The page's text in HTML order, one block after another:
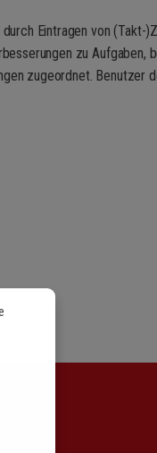
Eintragen von (Takt-
zu Aufgaben,
zugeordnet. Benutzer